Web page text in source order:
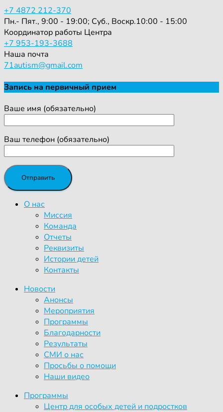
+7 4872 212-370
Пн.- Пят., 9:00 - 19:00; Суб., Воскр.10:00 - 15:00
Координатор работы Центра
+7 953-193-3688
Наша почта
71autism@gmail.com
Запись на первичный прием
Ваше имя (обязательно)
Ваш телефон (обязательно)
О нас
Миссия
Команда
Отчеты
Реквизиты
Истории детей
Контакты
Новости
Анонсы
Мероприятия
Программы
Благодарности
Результаты
СМИ о нас
Просьбы о помощи
Наши видео
Программы
Центр для особых детей и подростков